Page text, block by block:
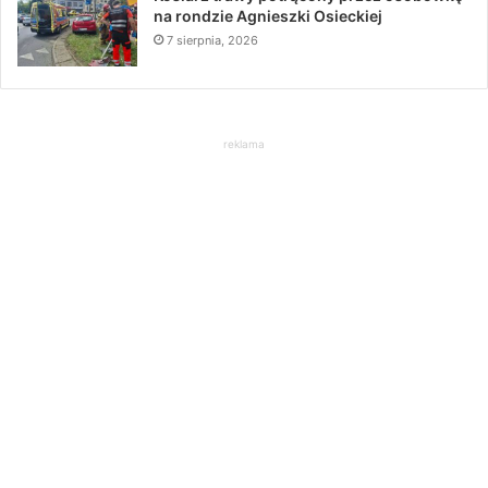
na rondzie Agnieszki Osieckiej
7 sierpnia, 2026
reklama